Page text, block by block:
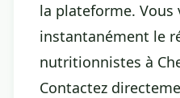
la plateforme. Vous
instantanément le
nutritionnistes à
Contactez